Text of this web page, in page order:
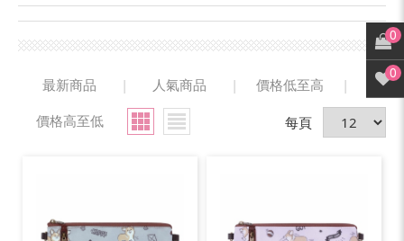
最新商品 | 人氣商品 | 價格低至高
|
價格高至低
每頁
0
0